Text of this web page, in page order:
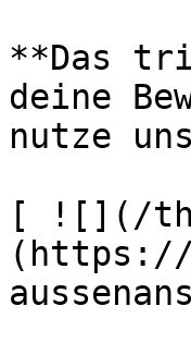
**Das
deine
nutze
[ ![](/
(https://